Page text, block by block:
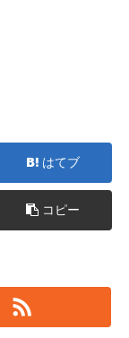
はてブ
コピー